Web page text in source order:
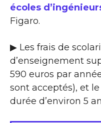
écoles
Figaro.
▶ Les frais de
d’enseignement
590 euros par
sont acceptés), et
durée d’environ 5